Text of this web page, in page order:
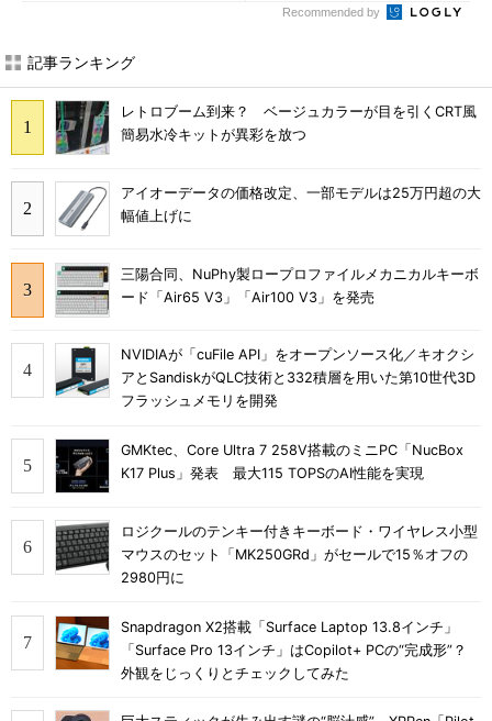
Recommended by
記事ランキング
レトロブーム到来？ ベージュカラーが目を引くCRT風
簡易水冷キットが異彩を放つ
アイオーデータの価格改定、一部モデルは25万円超の大
幅値上げに
三陽合同、NuPhy製ロープロファイルメカニカルキーボ
ード「Air65 V3」「Air100 V3」を発売
NVIDIAが「cuFile API」をオープンソース化／キオクシ
アとSandiskがQLC技術と332積層を用いた第10世代3D
フラッシュメモリを開発
GMKtec、Core Ultra 7 258V搭載のミニPC「NucBox
K17 Plus」発表 最大115 TOPSのAI性能を実現
ロジクールのテンキー付きキーボード・ワイヤレス小型
マウスのセット「MK250GRd」がセールで15％オフの
2980円に
Snapdragon X2搭載「Surface Laptop 13.8インチ」
「Surface Pro 13インチ」はCopilot+ PCの“完成形”？
外観をじっくりとチェックしてみた